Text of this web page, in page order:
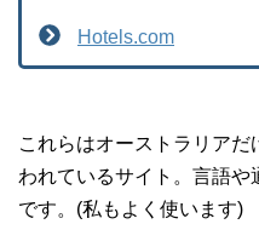
Hotels.com
これらはオーストラリア
われているサイト。言語
です。(私もよく使います)